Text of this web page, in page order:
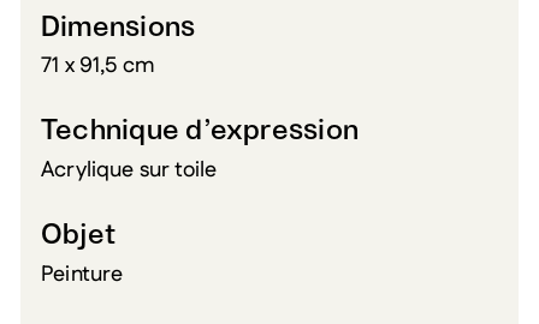
Dimensions
71 x 91,5 cm
Technique d’expression
Acrylique sur toile
Objet
Peinture